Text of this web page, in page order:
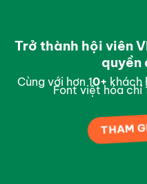
Trở thành hội viên
quyền
Cùng với hơn 10+ khách
Font việt hóa chỉ
THAM